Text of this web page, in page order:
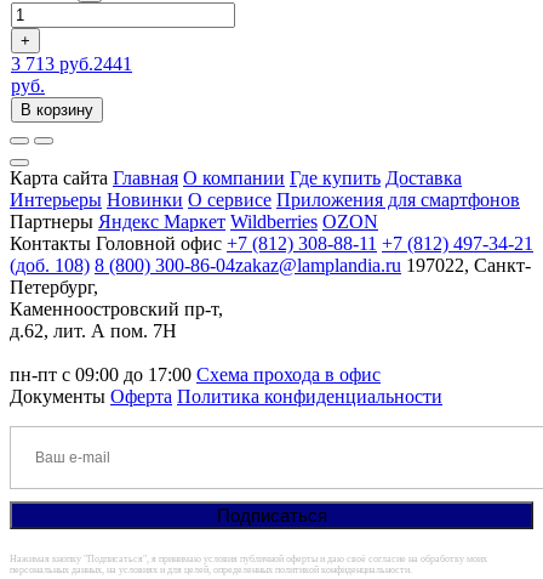
+
3 713 руб.2441
руб.
В корзину
Карта сайта Главная О компании Где купить Доставка
Интерьеры Новинки О сервисе Приложения для смартфонов
Партнеры Яндекс Маркет Wildberries OZON
Контакты Головной офис +7 (812) 308-88-11 +7 (812) 497-34-21
(доб. 108) 8 (800) 300-86-04zakaz@lamplandia.ru 197022, Санкт-
Петербург,
Каменноостровский пр-т,
д.62, лит. А пом. 7Н
пн-пт с 09:00 до 17:00 Схема прохода в офис
Документы Оферта Политика конфиденциальности
Нажимая кнопку "Подписаться", я принимаю условия публичной оферты и даю своё согласие на обработку моих
персональных данных, на условиях и для целей, определенных политикой конфиденциальности.